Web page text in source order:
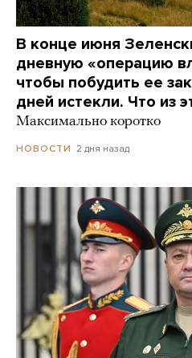
В конце июня
дневную «операцию
чтобы побудить ее
дней истекли. Что из
Максимально коротко
НОВОСТИ 2 дня назад